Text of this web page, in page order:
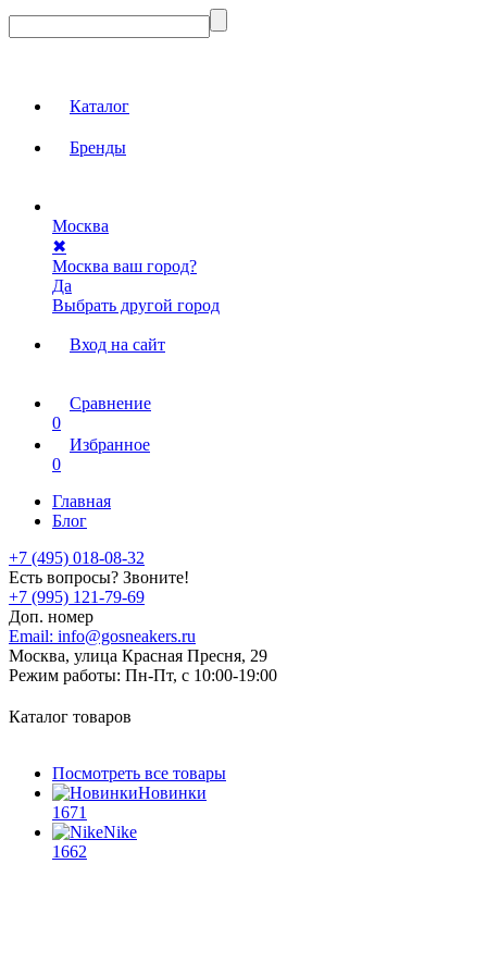
Каталог
Бренды
Москва
✖
Москва ваш город?
Да
Выбрать другой город
Вход на сайт
Сравнение
0
Избранное
0
Главная
Блог
+7 (495) 018-08-32
Есть вопросы? Звоните!
+7 (995) 121-79-69
Доп. номер
Email: info@gosneakers.ru
Москва, улица Красная Пресня, 29
Режим работы: Пн-Пт, с 10:00-19:00
Каталог товаров
Посмотреть все товары
Новинки
1671
Nike
1662